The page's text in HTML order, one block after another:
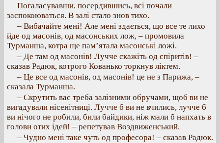
Погаласувавши, посердившись, всі почали
заспокоюваться. В залі стало знов тихо.
– Вибачайте мені! Але мені здається, що все те лихо
йде од масонів, од масонських лож, – промовила
Турманша, котра ще пам’ятала масонські ложі.
– Де там од масонів! Лучче скажіть од спіритів! –
сказав Радюк, котрого Кованько торкнув ліктем.
– Це все од масонів, од масонів! це не з Парижа, –
сказала Турманша.
– Скрутить вас треба залізними обручами, щоб ви не
вигадували нісенітниці. Лучче б ви не вчились, лучче б
ви нічого не робили, били байдики, ніж мали б напхать в
голови отих ідей! – репетував Воздвиженський.
– Чудно мені таке чуть од професора! – сказав Радюк.